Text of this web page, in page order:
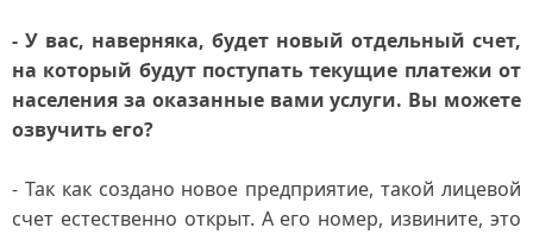
- У вас, наверняка, будет новый отдельный счет,
на который будут поступать текущие платежи от
населения за оказанные вами услуги. Вы можете
озвучить его?
- Так как создано новое предприятие, такой лицевой
счет естественно открыт. А его номер, извините, это